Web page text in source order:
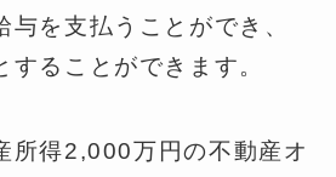
与を支払うことができ、
することができます。
所得2,000万円の不動産オ